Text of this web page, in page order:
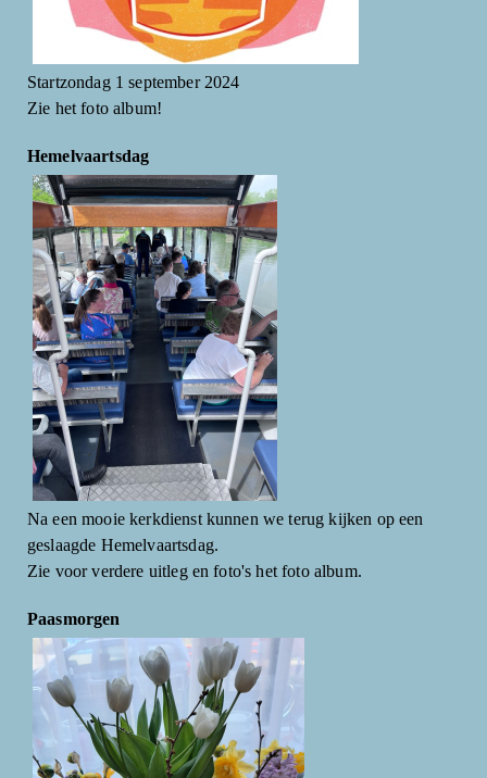
Startzondag 1 september 2024
Zie het foto album!
Hemelvaartsdag
Na een mooie kerkdienst kunnen we terug kijken op een
geslaagde Hemelvaartsdag.
Zie voor verdere uitleg en foto's het foto album.
Paasmorgen